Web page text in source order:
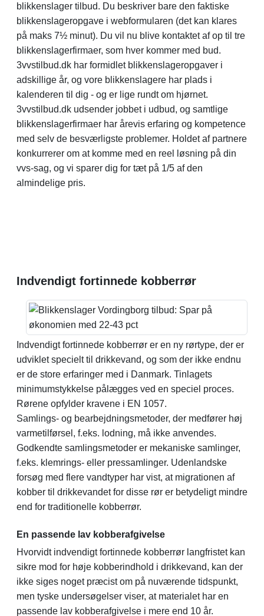
blikkenslager tilbud. Du beskriver bare den faktiske
blikkenslageropgave i webformularen (det kan klares
på maks 7½ minut). Du vil nu blive kontaktet af op til tre
blikkenslagerfirmaer, som hver kommer med bud.
3vvstilbud.dk har formidlet blikkenslageropgaver i
adskillige år, og vore blikkenslagere har plads i
kalenderen til dig - og er lige rundt om hjørnet.
3vvstilbud.dk udsender jobbet i udbud, og samtlige
blikkenslagerfirmaer har årevis erfaring og kompetence
med selv de besværligste problemer. Holdet af partnere
konkurrerer om at komme med en reel løsning på din
vvs-sag, og vi sparer dig for tæt på 1/5 af den
almindelige pris.
Indvendigt fortinnede kobberrør
Indvendigt fortinnede kobberrør er en ny rørtype, der er
udviklet specielt til drikkevand, og som der ikke endnu
er de store erfaringer med i Danmark. Tinlagets
minimumstykkelse pålægges ved en speciel proces.
Rørene opfylder kravene i EN 1057.
Samlings- og bearbejdningsmetoder, der medfører høj
varmetilførsel, f.eks. lodning, må ikke anvendes.
Godkendte samlingsmetoder er mekaniske samlinger,
f.eks. klemrings- eller pressamlinger. Udenlandske
forsøg med flere vandtyper har vist, at migrationen af
kobber til drikkevandet for disse rør er betydeligt mindre
end for traditionelle kobberrør.
En passende lav kobberafgivelse
Hvorvidt indvendigt fortinnede kobberrør langfristet kan
sikre mod for høje kobberindhold i drikkevand, kan der
ikke siges noget præcist om på nuværende tidspunkt,
men tyske undersøgelser viser, at materialet har en
passende lav kobberafgivelse i mere end 10 år.